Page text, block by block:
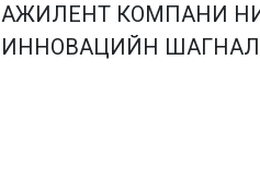
АЖИЛЕНТ КОМПАНИ
ИННОВАЦИЙН ШАГНАЛ